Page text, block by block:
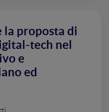
la proposta di
tech nel
e
ed